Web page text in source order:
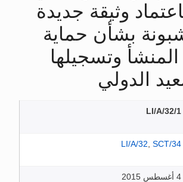
وثيقة جديدة
بشأن حماية
وتسجيلها
الدولي
LI/A/32/1
LI/A/32 SCT/34
4 أغسطس 2015